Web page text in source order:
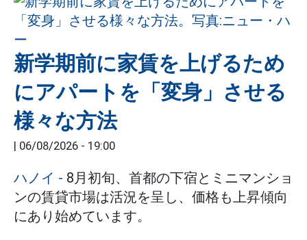
新学期前に家賃を上げるため
にアパートを「変身」させる
様々な方法
06/08/2026 - 19:00
ハノイ - 8月初旬、首都の下宿とミニマンショ
ンの賃貸市場は活況を呈し、価格も上昇傾向
にあり始めています。